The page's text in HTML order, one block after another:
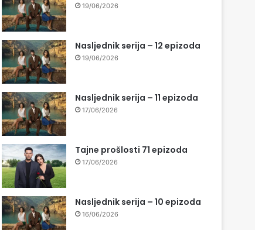
19/06/2026
Nasljednik serija – 12 epizoda
19/06/2026
Nasljednik serija – 11 epizoda
17/06/2026
Tajne prošlosti 71 epizoda
17/06/2026
Nasljednik serija – 10 epizoda
16/06/2026